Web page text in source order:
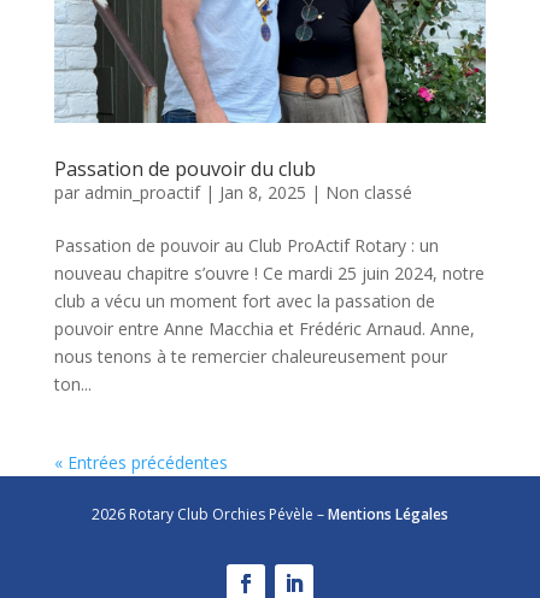
Passation de pouvoir du club
par admin_proactif| Jan 8, 2025 | Non classé
Passation de pouvoir au Club ProActif Rotary : un
nouveau chapitre s’ouvre ! Ce mardi 25 juin 2024, notre
club a vécu un moment fort avec la passation de
pouvoir entre Anne Macchia et Frédéric Arnaud. Anne,
nous tenons à te remercier chaleureusement pour
ton...
« Entrées précédentes
2026 Rotary Club Orchies Pévèle –Mentions Légales